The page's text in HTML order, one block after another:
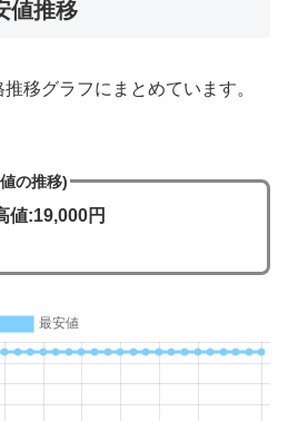
値推移
移グラフにまとめています。
の推移)
値:19,000円